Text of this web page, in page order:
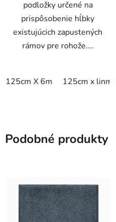
podložky určené na
prispôsobenie hĺbky
existujúcich zapustených
rámov pre rohože....
125cm X 6m 125cm x linm
Podobné produkty